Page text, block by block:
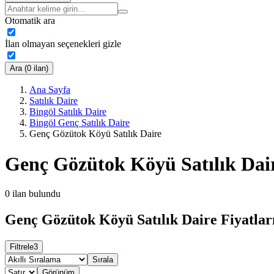
Otomatik ara
İlan olmayan seçenekleri gizle
Ara (0 ilan)
Ana Sayfa
Satılık Daire
Bingöl Satılık Daire
Bingöl Genç Satılık Daire
Genç Gözütok Köyü Satılık Daire
Genç Gözütok Köyü Satılık
0 ilan bulundu
Genç Gözütok Köyü Satılık Daire
Filtrele3
Sırala